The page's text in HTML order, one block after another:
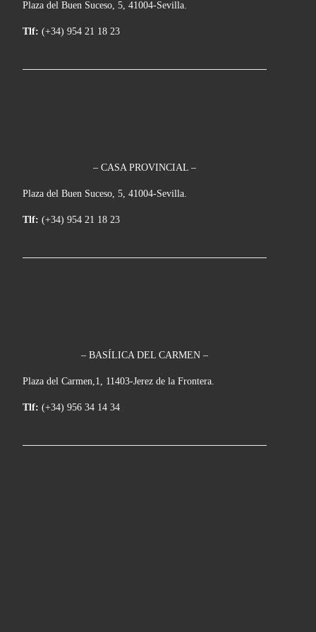
Plaza del Buen Suceso, 5, 41004-Sevilla.
Tlf: (+34) 954 21 18 23
– CASA PROVINCIAL –
Plaza del Buen Suceso, 5, 41004-Sevilla.
Tlf: (+34) 954 21 18 23
– BASÍLICA DEL CARMEN –
Plaza del Carmen,1, 11403-Jerez de la Frontera.
Tlf: (+34) 956 34 14 34